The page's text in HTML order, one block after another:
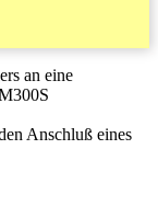
an eine
Anschluß eines